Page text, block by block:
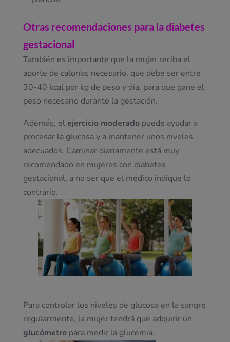
Otras recomendaciones para la diabetes
gestacional
También es importante que la mujer reciba el
aporte de calorías necesario, que debe ser entre
30-40 kcal por kg de peso y día, para que gane el
peso necesario durante la gestación.
Además, elejercicio moderadopuede ayudar a
procesar la glucosa y a mantener unos niveles
adecuados. Caminar diariamente está muy
recomendado en mujeres con diabetes
gestacional, a no ser que el médico indique lo
contrario.
Para controlar los niveles de glucosa en la sangre
regularmente, la mujer tendrá que adquirir un
glucómetropara medir la glucemia.